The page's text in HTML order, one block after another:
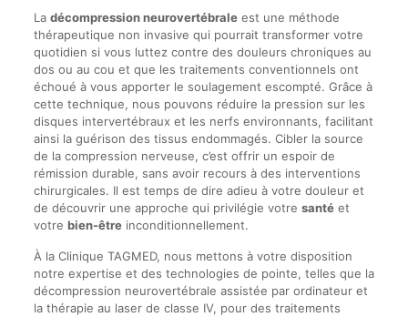
La décompression neurovertébraleest une méthode
thérapeutique non invasive qui pourrait transformer votre
quotidien si vous luttez contre des douleurs chroniques au
dos ou au cou et que les traitements conventionnels ont
échoué à vous apporter le soulagement escompté. Grâce à
cette technique, nous pouvons réduire la pression sur les
disques intervertébraux et les nerfs environnants, facilitant
ainsi la guérison des tissus endommagés. Cibler la source
de la compression nerveuse, c’est offrir un espoir de
rémission durable, sans avoir recours à des interventions
chirurgicales. Il est temps de dire adieu à votre douleur et
de découvrir une approche qui privilégie votre santéet
votre bien-êtreinconditionnellement.
À la Clinique TAGMED, nous mettons à votre disposition
notre expertise et des technologies de pointe, telles que la
décompression neurovertébrale assistée par ordinateur et
la thérapie au laser de classe IV, pour des traitements